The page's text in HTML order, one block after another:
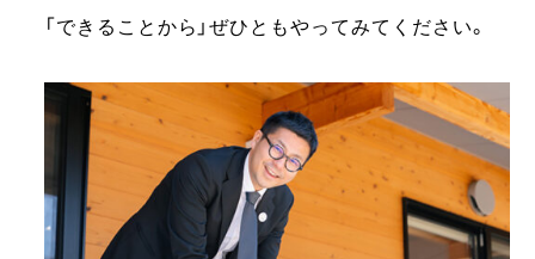
「できることから」ぜひともやってみてください。